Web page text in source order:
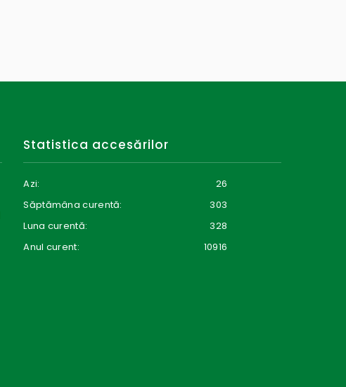
Statistica accesărilor
Azi:
26
Săptămâna curentă:
303
Luna curentă:
328
Anul curent:
10916